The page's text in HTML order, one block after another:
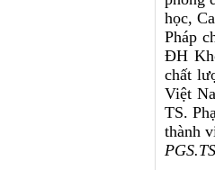
học,
Pháp
ĐH
chất
Việt
TS.
thành